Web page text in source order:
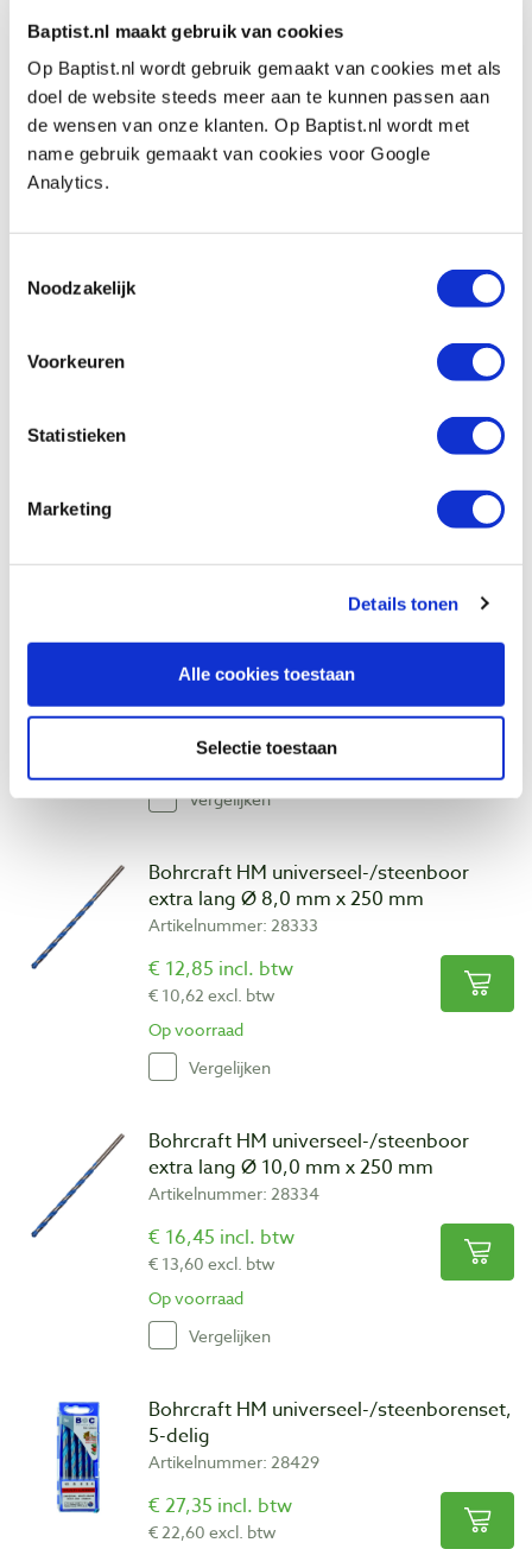
Baptist.nl maakt gebruik van cookies
Op Baptist.nl wordt gebruik gemaakt van cookies met als
doel de website steeds meer aan te kunnen passen aan
de wensen van onze klanten. Op Baptist.nl wordt met
name gebruik gemaakt van cookies voor Google
Analytics.
Noodzakelijk
Voorkeuren
Statistieken
Marketing
Details tonen
Alle cookies toestaan
Selectie toestaan
Bohrcraft HM universeel-/steenboor Ø
10,0 mm x 120 mm
Artikelnummer: 28328
€ 12,55 incl. btw
Bohrcraft HM universeel-/steenboor Ø
Bohrcraft HM universeel-/steenboor
€ 11,30 incl. btw
Op voorraad
Vergelijken
Bohrcraft HM universeel-/steenboor
extra lang Ø 8,0 mm x 250 mm
Artikelnummer: 28333
€ 12,85 incl. btw
€ 10,62 excl. btw
Op voorraad
Vergelijken
Bohrcraft HM universeel-/steenboor
extra lang Ø 10,0 mm x 250 mm
Artikelnummer: 28334
€ 16,45 incl. btw
€ 13,60 excl. btw
Op voorraad
Vergelijken
Bohrcraft HM universeel-/steenborenset,
5-delig
Artikelnummer: 28429
€ 27,35 incl. btw
€ 22,60 excl. btw